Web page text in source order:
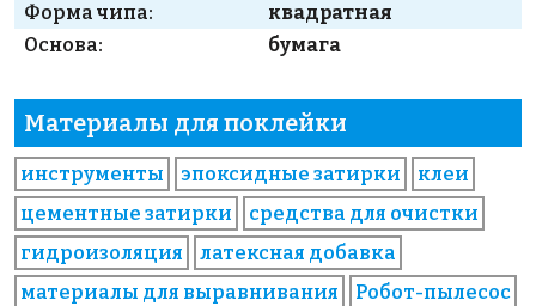
Форма чипа:
квадратная
Основа:
бумага
Материалы для поклейки
инструменты эпоксидные затирки
клеи
цементные затирки
средства для очистки
гидроизоляция
латексная добавка
материалы для выравнивания
Робот-пылесос